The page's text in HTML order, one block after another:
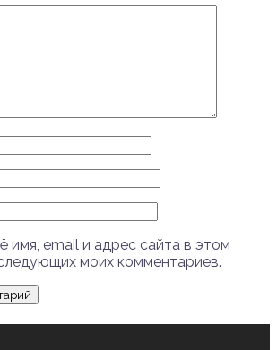
имя, email и адрес сайта в этом
моих комментариев.